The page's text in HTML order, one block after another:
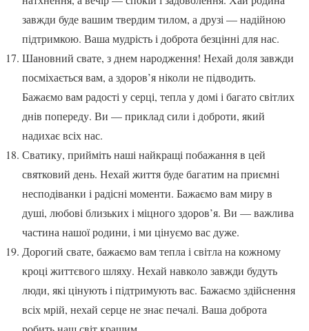
завжди буде вашим твердим тилом, а друзі — надійною
підтримкою. Ваша мудрість і доброта безцінні для нас.
Шановний свате, з днем народження! Нехай доля завжди
посміхається вам, а здоров’я ніколи не підводить.
Бажаємо вам радості у серці, тепла у домі і багато світлих
днів попереду. Ви — приклад сили і доброти, який
надихає всіх нас.
Сватику, прийміть наші найкращі побажання в цей
святковий день. Нехай життя буде багатим на приємні
несподіванки і радісні моменти. Бажаємо вам миру в
душі, любові близьких і міцного здоров’я. Ви — важлива
частина нашої родини, і ми цінуємо вас дуже.
Дорогий свате, бажаємо вам тепла і світла на кожному
кроці життєвого шляху. Нехай навколо завжди будуть
люди, які цінують і підтримують вас. Бажаємо здійснення
всіх мрій, нехай серце не знає печалі. Ваша доброта